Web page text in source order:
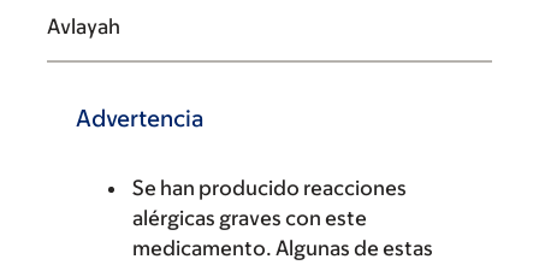
Avlayah
Advertencia
Se han producido reacciones
alérgicas graves con este
medicamento. Algunas de estas